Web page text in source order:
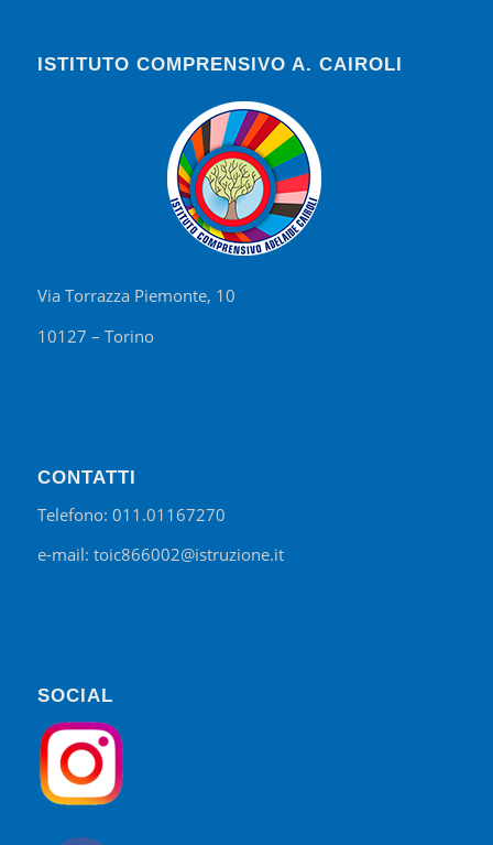
ISTITUTO COMPRENSIVO A. CAIROLI
Via Torrazza Piemonte, 10
10127 – Torino
CONTATTI
Telefono: 011.01167270
e-mail: toic866002@istruzione.it
SOCIAL